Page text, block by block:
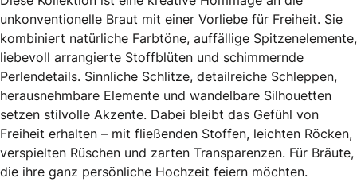
unkonventionelle Braut mit einer Vorliebe für Freiheit. Sie
kombiniert natürliche Farbtöne, auffällige Spitzenelemente,
liebevoll arrangierte Stoffblüten und schimmernde
Perlendetails. Sinnliche Schlitze, detailreiche Schleppen,
herausnehmbare Elemente und wandelbare Silhouetten
setzen stilvolle Akzente. Dabei bleibt das Gefühl von
Freiheit erhalten – mit fließenden Stoffen, leichten Röcken,
verspielten Rüschen und zarten Transparenzen. Für Bräute,
die ihre ganz persönliche Hochzeit feiern möchten.